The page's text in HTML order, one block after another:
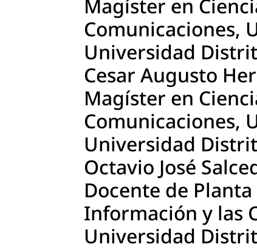
Magíster en
Comunicaciones,
Universidad
Cesar Augusto
Magíster en
Comunicaciones,
Universidad
Octavio José
Docente de
Información y las
Universidad